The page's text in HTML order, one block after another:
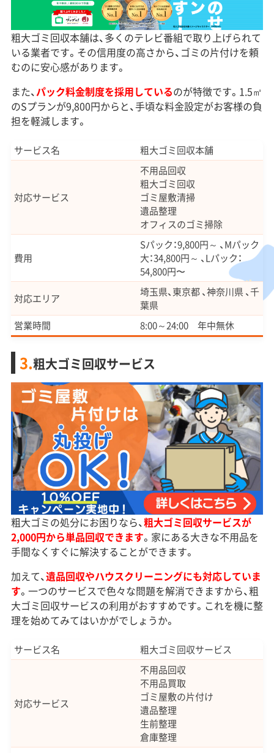
粗大ゴミ回収本舗は、多くのテレビ番組で取り上げられて
いる業者です。その信用度の高さから、ゴミの片付けを頼
むのに安心感があります。
また、パック料金制度を採用しているのが特徴です。1.5㎡
のSプランが9,800円からと、手頃な料金設定がお客様の負
担を軽減します。
サービス名 粗大ゴミ回収本舗
対応サービス
不用品回収
粗大ゴミ回収
ゴミ屋敷清掃
遺品整理
オフィスのゴミ掃除
費用
Sパック：9,800円～ 、Mパック
大：34,800円～ 、Lパック：
54,800円〜
対応エリア
埼玉県、東京都 、神奈川県 、千
葉県
営業時間
8:00～24:00 年中無休
3.粗大ゴミ回収サービス
粗大ゴミの処分にお困りなら、粗大ゴミ回収サービスが
2,000円から単品回収できます。家にある大きな不用品を
手間なくすぐに解決することができます。
加えて、遺品回収やハウスクリーニングにも対応していま
す。一つのサービスで色々な問題を解消できますから、粗
大ゴミ回収サービスの利用がおすすめです。これを機に整
理を始めてみてはいかがでしょうか。
サービス名 粗大ゴミ回収サービス
対応サービス
不用品回収
不用品買取
ゴミ屋敷の片付け
遺品整理
生前整理
倉庫整理